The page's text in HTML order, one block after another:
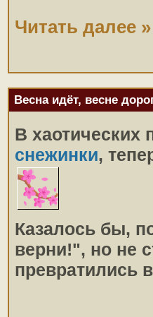
Читать далее »
Весна идёт, весне
В хаотических
снежинки,
Казалось бы,
верни!", но не
превратились